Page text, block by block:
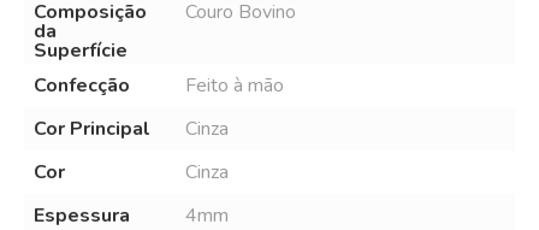
Composição
da
Superfície
Couro Bovino
Confecção
Feito à mão
Cor Principal
Cinza
Cor
Cinza
Espessura
4mm